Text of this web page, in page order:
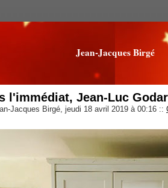
Jean-Jacques Birgé
l'immédiat, Jean-Luc
Jacques Birgé, jeudi 18 avril 2019 à 00:16 ::